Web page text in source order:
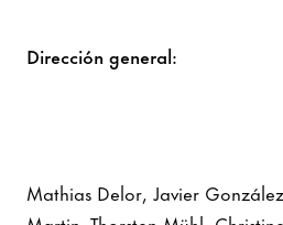
Dirección general:
Mathias Delor, Javier